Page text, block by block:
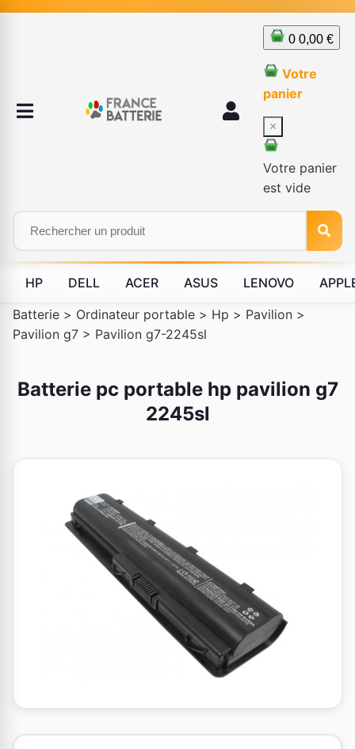
0 0,00 €
Votre
panier
×
Votre panier
est vide
HP DELL ACER ASUS LENOVO
Batterie > Ordinateur portable > Hp > Pavilion >
Pavilion g7 > Pavilion g7-2245sl
Batterie pc portable hp pavilion g7
2245sl